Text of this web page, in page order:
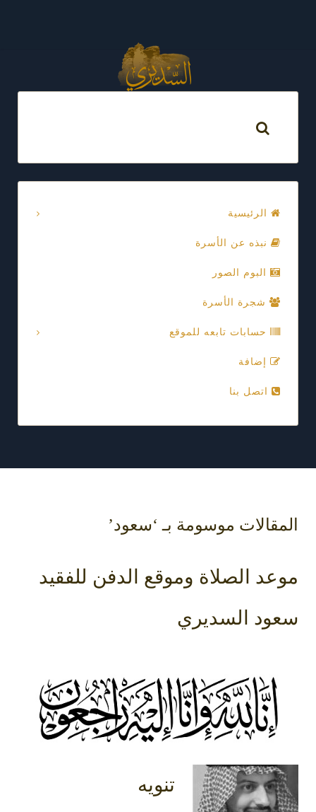
الرئيسية
نبذه عن الأسرة
البوم الصور
شجرة الأسرة
حسابات تابعه للموقع
إضافة
اتصل بنا
المقالات موسومة بـ ‘سعود’
موعد الصلاة وموقع الدفن للفقيد
سعود السديري
تنويه